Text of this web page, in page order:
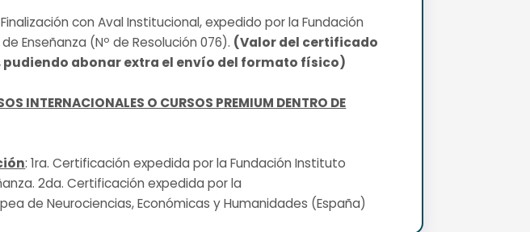
con Aval Institucional, expedido por la Fundación
Enseñanza (Nº de Resolución 076). (Valor del certificado
pudiendo abonar extra el envío del formato físico)
INTERNACIONALES O CURSOS PREMIUM DENTRO DE
: 1ra. Certificación expedida por la Fundación Instituto
2da. Certificación expedida por la
de Neurociencias, Económicas y Humanidades (España)